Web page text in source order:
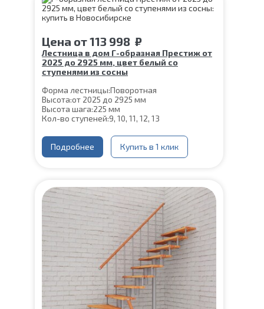
Срок гарантии (на металлокаркас):25 лет
Цена от113 998 ₽
Лестница в дом Г-образная Престиж от
2025 до 2925 мм, цвет белый со
ступенями из сосны
Форма лестницы:Поворотная
Высота:от 2025 до 2925 мм
Высота шага:225 мм
Кол-во ступеней:9, 10, 11, 12, 13
Глубина ступени:
300 мм
Ширина марша:
900 мм
Материал каркаса:Сталь
Угол наклона:45°
Срок гарантии (на металлокаркас): 25 лет
Подробнее Купить в 1 клик